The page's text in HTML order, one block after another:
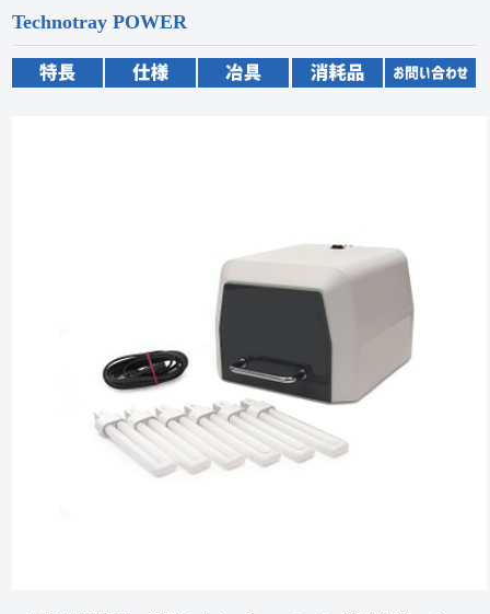
Technotray POWER